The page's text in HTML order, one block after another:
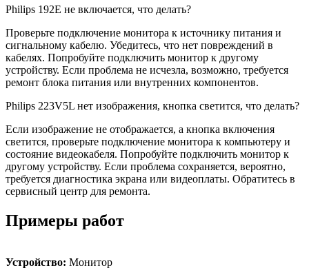
Philips 192E не включается, что делать?
Проверьте подключение монитора к источнику питания и
сигнальному кабелю. Убедитесь, что нет повреждений в
кабелях. Попробуйте подключить монитор к другому
устройству. Если проблема не исчезла, возможно, требуется
ремонт блока питания или внутренних компонентов.
Philips 223V5L нет изображения, кнопка светится, что делать?
Если изображение не отображается, а кнопка включения
светится, проверьте подключение монитора к компьютеру и
состояние видеокабеля. Попробуйте подключить монитор к
другому устройству. Если проблема сохраняется, вероятно,
требуется диагностика экрана или видеоплаты. Обратитесь в
сервисный центр для ремонта.
Примеры работ
Устройство: Монитор